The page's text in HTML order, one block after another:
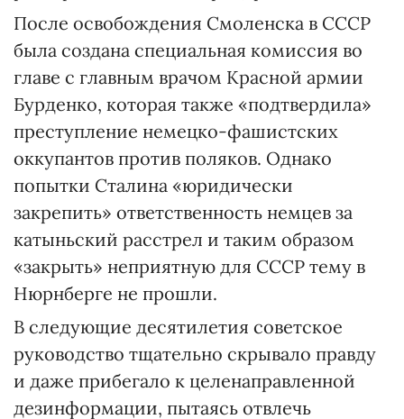
После освобождения Смоленска в СССР
была создана специальная комиссия во
главе с главным врачом Красной армии
Бурденко, которая также «подтвердила»
преступление немецко-фашистских
оккупантов против поляков. Однако
попытки Сталина «юридически
закрепить» ответственность немцев за
катыньский расстрел и таким образом
«закрыть» неприятную для СССР тему в
Нюрнберге не прошли.
В следующие десятилетия советское
руководство тщательно скрывало правду
и даже прибегало к целенаправленной
дезинформации, пытаясь отвлечь